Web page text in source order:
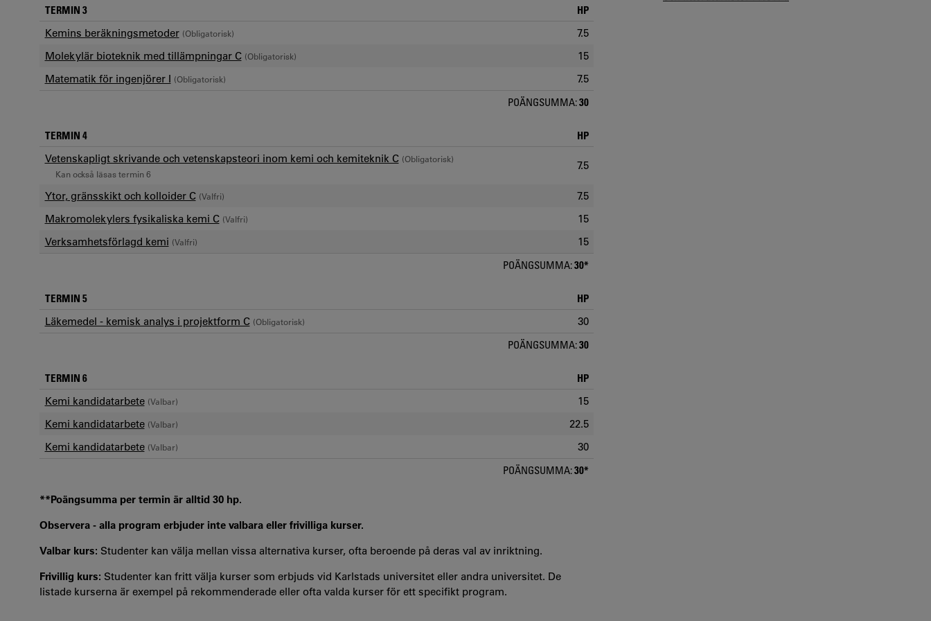
TERMIN 3 HP
Kemins beräkningsmetoder (Obligatorisk)
7.5
Molekylär bioteknik med tillämpningar C (Obligatorisk)
15
Matematik för ingenjörer I (Obligatorisk) 7.5
POÄNGSUMMA:30
TERMIN 4 HP
Vetenskapligt skrivande och vetenskapsteori inom kemi och kemiteknik C (Obligatorisk)
Kan också läsas termin 6
7.5
Ytor, gränsskikt och kolloider C (Valfri)
7.5
Makromolekylers fysikaliska kemi C (Valfri)
15
Verksamhetsförlagd kemi (Valfri) 15
POÄNGSUMMA:30*
TERMIN 5 HP
Läkemedel - kemisk analys i projektform C (Obligatorisk) 30
POÄNGSUMMA:30
TERMIN 6 HP
Kemi kandidatarbete (Valbar)
15
Kemi kandidatarbete (Valbar)
22.5
Kemi kandidatarbete (Valbar) 30
POÄNGSUMMA:30*
**Poängsumma per termin är alltid 30 hp.
Observera - alla program erbjuder inte valbara eller frivilliga kurser.
Valbar kurs: Studenter kan välja mellan vissa alternativa kurser, ofta beroende på deras val av inriktning.
Frivillig kurs: Studenter kan fritt välja kurser som erbjuds vid Karlstads universitet eller andra universitet. De
listade kurserna är exempel på rekommenderade eller ofta valda kurser för ett specifikt program.